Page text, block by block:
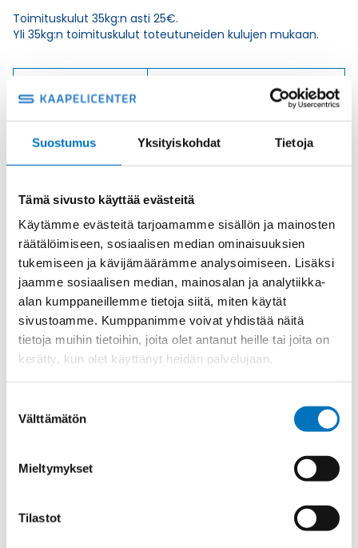
Suostumus Yksityiskohdat Tietoja
Tämä sivusto käyttää evästeitä
Käytämme evästeitä tarjoamamme sisällön ja mainosten
räätälöimiseen, sosiaalisen median ominaisuuksien
tukemiseen ja kävijämäärämme analysoimiseen. Lisäksi
jaamme sosiaalisen median, mainosalan ja analytiikka-
alan kumppaneillemme tietoja siitä, miten käytät
sivustoamme. Kumppanimme voivat yhdistää näitä
tietoja muihin tietoihin, joita olet antanut heille tai joita on
kerätty, kun olet käyttänyt heidän palvelujaan.
valinta
Välttämätön
Mieltymykset
Tilastot
Toimituskulut 35kg:n asti 25€.
Yli 35kg:n toimituskulut toteutuneiden kulujen mukaan.
Korkeus H
29
Kierteen Pituus Gl
Tuotenimi/Malli
Kierre
Metr.-pitkä
Ulkokierre Ag
M 16 x 1,5
Normen
Min [C]
Max [C]
95
Kotelointiluokka
IP 68 – 10 bar;IP 69 K
20
Ex-suojaus Taso
II 1D Ex ta IIIC Da;II 2G Ex eb IIC Gb
Setrifikaatti Logot
CE;IECEx;EAC;ATEX;DNV-
GL;INMETRO